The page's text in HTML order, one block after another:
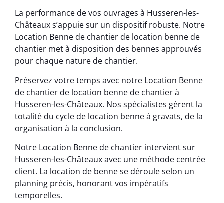
La performance de vos ouvrages à Husseren-les-
Châteaux s’appuie sur un dispositif robuste. Notre
Location Benne de chantier de location benne de
chantier met à disposition des bennes approuvés
pour chaque nature de chantier.
Préservez votre temps avec notre Location Benne
de chantier de location benne de chantier à
Husseren-les-Châteaux. Nos spécialistes gèrent la
totalité du cycle de location benne à gravats, de la
organisation à la conclusion.
Notre Location Benne de chantier intervient sur
Husseren-les-Châteaux avec une méthode centrée
client. La location de benne se déroule selon un
planning précis, honorant vos impératifs
temporelles.